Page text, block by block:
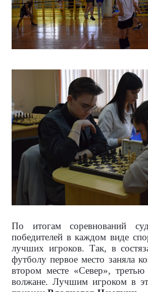
По итогам соревнований
победителей в каждом виде
лучших игроков. Так, в
футболу первое место заняла
втором месте «Север», третью
волжане. Лучшим игроком в